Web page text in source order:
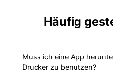
Häufig
Muss ich eine App
Drucker zu benutzen?